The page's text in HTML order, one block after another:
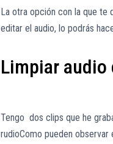
La otra opción con la que te
editar el audio, lo podrás
Limpiar
Tengo dos clips que he
rudioComo pueden